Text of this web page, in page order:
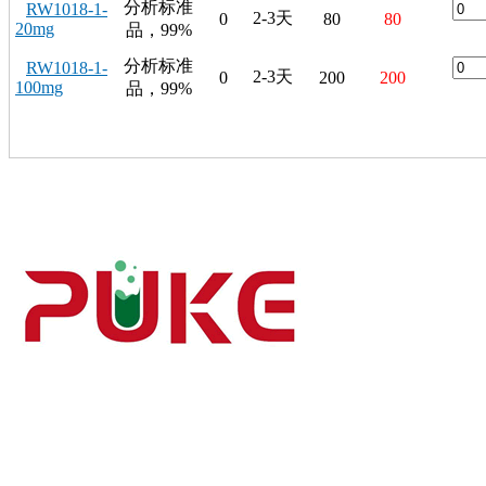
RW1018-1-
20mg
分析标准
品，99%
0 2-3天 80 80
RW1018-1-
100mg
分析标准
品，99%
0 2-3天 200 200